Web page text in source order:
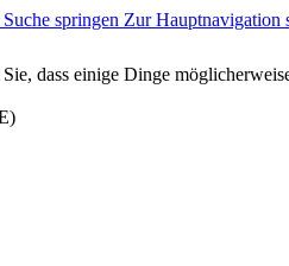
springen Zur Hauptnavigation
dass einige Dinge